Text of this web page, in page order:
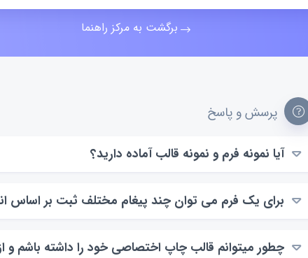
برگشت به مرکز راهنما
پرسش و پاسخ
آیا نمونه فرم و نمونه قالب آماده دارید؟
برای یک فرم می توان چند پیغام مختلف ثبت بر اساس
چطور میتوانم قالب چاپ اختصاصی خود را داشته باشم و